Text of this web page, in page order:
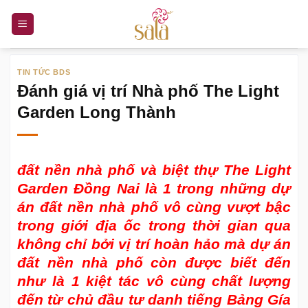
nội
TIN TỨC BDS
Đánh giá vị trí Nhà phố The Light
Garden Long Thành
đất nền nhà phố và biệt thự The Light
Garden Đồng Nai là 1 trong những dự
án đất nền nhà phố vô cùng vượt bậc
trong giới địa ốc trong thời gian qua
không chỉ bởi vị trí hoàn hảo mà dự án
đất nền nhà phố còn được biết đến
như là 1 kiệt tác vô cùng chất lượng
đến từ chủ đầu tư danh tiếng Bảng Gía